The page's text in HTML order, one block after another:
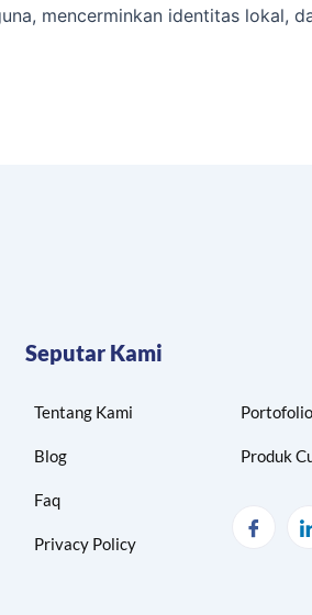
mencerminkan identitas lokal,
Seputar Kami
Tentang Kami
Blog
Faq
Privacy Policy
Portofolio
Produk